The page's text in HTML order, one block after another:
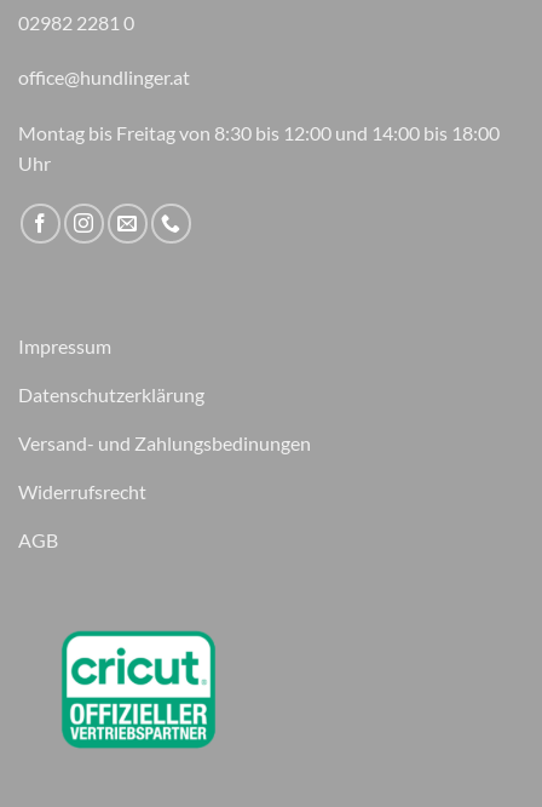
02982 2281 0
office@hundlinger.at
Montag bis Freitag von 8:30 bis 12:00 und 14:00 bis 18:00
Uhr
Impressum
Datenschutzerklärung
Versand- und Zahlungsbedinungen
Widerrufsrecht
AGB